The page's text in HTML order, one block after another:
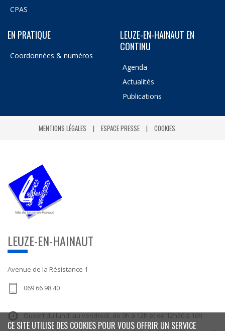
CPAS
EN PRATIQUE
Coordonnées & numéros
LEUZE-EN-HAINAUT EN
CONTINU
Agenda
Actualités
Publications
MENTIONS LÉGALES ESPACE PRESSE COOKIES
LEUZE-EN-HAINAUT
Avenue de la Résistance 1
069 66 98 40
Ouvert du lundi au vendredi, de 9h à 12h et de 12h30 à 16h
CE SITE UTILISE DES COOKIES POUR VOUS OFFRIR UN SERVICE